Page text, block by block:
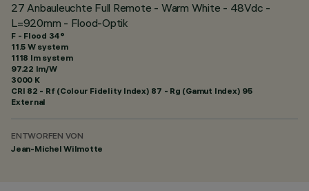
27 Anbauleuchte Full Remote - Warm White - 48Vdc -
L=920mm - Flood-Optik
F - Flood 34°
11.5 W system
1118 lm system
97.22 lm/W
3000 K
CRI 82 - Rf (Colour Fidelity Index) 87 - Rg (Gamut Index) 95
External
ENTWORFEN VON
Jean-Michel Wilmotte